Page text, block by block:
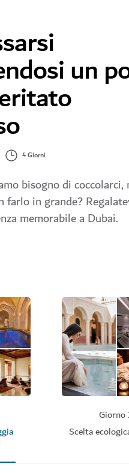
un
4 Giorni
bisogno di coccolarci,
farlo in grande?
memorabile a Dubai.
Giorno
Scelta